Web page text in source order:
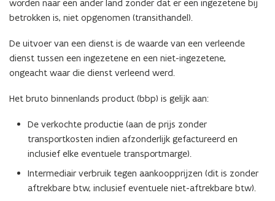
worden naar een ander land zonder dat er een ingezetene bij
betrokken is, niet opgenomen (transithandel).
De uitvoer van een dienst is de waarde van een verleende
dienst tussen een ingezetene en een niet-ingezetene,
ongeacht waar die dienst verleend werd.
Het bruto binnenlands product (bbp) is gelijk aan:
De verkochte productie (aan de prijs zonder
transportkosten indien afzonderlijk gefactureerd en
inclusief elke eventuele transportmarge).
Intermediair verbruik tegen aankoopprijzen (dit is zonder
aftrekbare btw, inclusief eventuele niet-aftrekbare btw).